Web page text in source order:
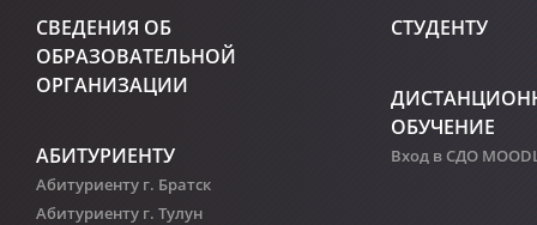
СВЕДЕНИЯ ОБ
ОБРАЗОВАТЕЛЬНОЙ
ОРГАНИЗАЦИИ
АБИТУРИЕНТУ
Абитуриенту г. Братск
Абитуриенту г. Тулун
СТУДЕНТУ
ОБУЧЕНИЕ
Вход в СДО